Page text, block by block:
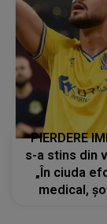
PIERDERE
s-a stins din
„În ciuda
medical,